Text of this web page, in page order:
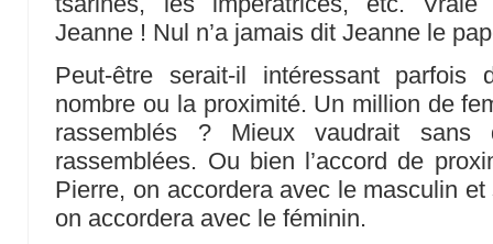
Jeanne ! Nul n’a jamais dit Jeanne le
Peut-être serait-il intéressant parfois
nombre ou la proximité. Un million de
rassemblés ? Mieux vaudrait sans
rassemblées. Ou bien l’accord de
Pierre, on accordera avec le masculin
on accordera avec le féminin.